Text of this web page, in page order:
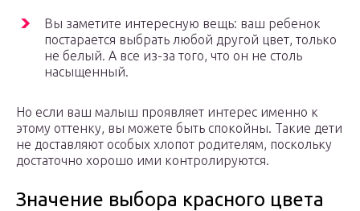
Вы заметите интересную вещь: ваш ребенок
постарается выбрать любой другой цвет, только
не белый. А все из-за того, что он не столь
насыщенный.
Но если ваш малыш проявляет интерес именно к
этому оттенку, вы можете быть спокойны. Такие дети
не доставляют особых хлопот родителям, поскольку
достаточно хорошо ими контролируются.
Значение выбора красного цвета